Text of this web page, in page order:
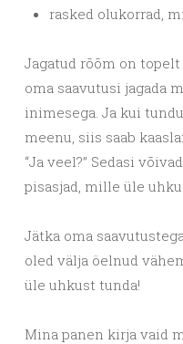
rasked olukorrad,
Jagatud rõõm on
oma saavutusi jagada
inimesega. Ja kui
meenu, siis saab
“Ja veel?” Sedasi
pisasjad, mille üle
Jätka oma
oled välja öelnud
üle uhkust tunda!
Mina panen kirja vaid